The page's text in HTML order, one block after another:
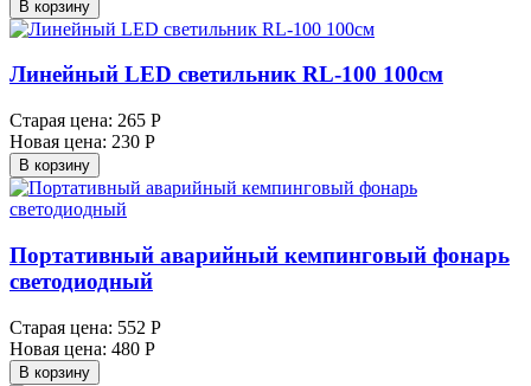
В корзину
Линейный LED светильник RL-100 100см
Старая цена: 265 Р
Новая цена: 230 Р
В корзину
Портативный аварийный кемпинговый фонарь
светодиодный
Старая цена: 552 Р
Новая цена: 480 Р
В корзину